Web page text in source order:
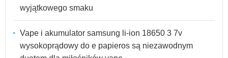
wyjątkowego smaku
Vape i akumulator samsung li-ion 18650 3 7v
wysokoprądowy do e papieros są niezawodnym